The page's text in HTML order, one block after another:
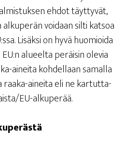
ehdot täyt­ty­vät,
voi­daan sil­ti kat­soa
Lisäk­si on hyvä huo­mioi­da
alu­eel­ta peräi­sin ole­via
ainei­ta koh­del­laan samal­la
raa­ka-ainei­ta eli ne kar­tut­ta­
EU-alku­pe­rää.